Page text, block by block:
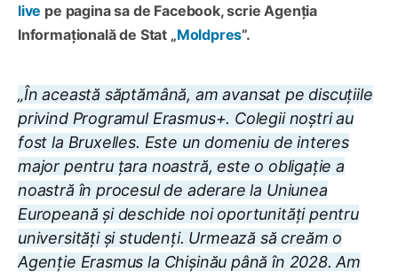
live pe pagina sa de Facebook, scrie Agenția
Informațională de Stat „Moldpres”.
„În această săptămână, am avansat pe discuțiile
privind Programul Erasmus+. Colegii noștri au
fost la Bruxelles. Este un domeniu de interes
major pentru țara noastră, este o obligație a
noastră în procesul de aderare la Uniunea
Europeană și deschide noi oportunități pentru
universități și studenți. Urmează să creăm o
Agenție Erasmus la Chișinău până în 2028. Am